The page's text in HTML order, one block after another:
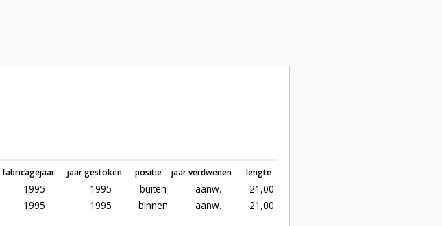
fabricagejaar jaar gestoken positie jaar verdwenen lengte
1995 1995 buiten aanw.
21,00
1995 1995 binnen aanw. 21,00